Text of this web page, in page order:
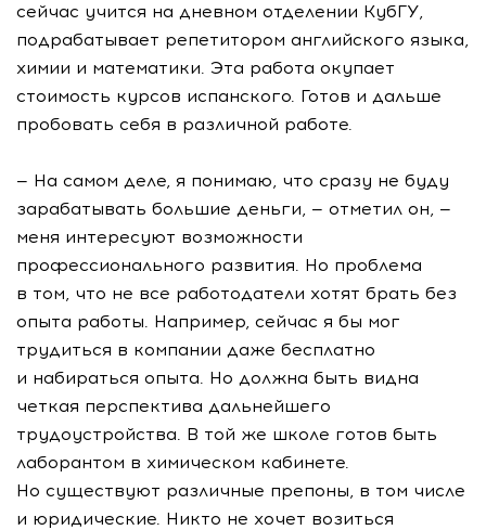
сейчас учится на дневном отделении КубГУ,
подрабатывает репетитором английского языка,
химии и математики. Эта работа окупает
стоимость курсов испанского. Готов и дальше
пробовать себя в различной работе.
— На самом деле, я понимаю, что сразу не буду
зарабатывать большие деньги, — отметил он, —
меня интересуют возможности
профессионального развития. Но проблема
в том, что не все работодатели хотят брать без
опыта работы. Например, сейчас я бы мог
трудиться в компании даже бесплатно
и набираться опыта. Но должна быть видна
четкая перспектива дальнейшего
трудоустройства. В той же школе готов быть
лаборантом в химическом кабинете.
Но существуют различные препоны, в том числе
и юридические. Никто не хочет возиться